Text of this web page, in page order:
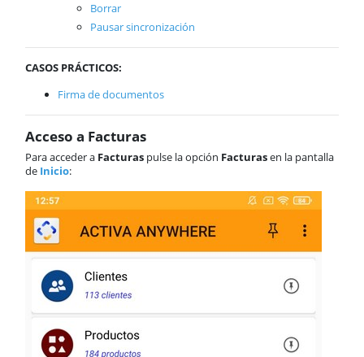
Borrar
Pausar sincronización
CASOS PRÁCTICOS:
Firma de documentos
Acceso a Facturas
Para acceder a Facturas pulse la opción Facturasen la pantalla
de Inicio: